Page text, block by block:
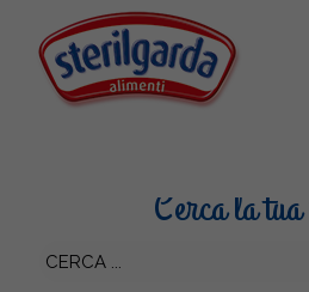
Cerca la